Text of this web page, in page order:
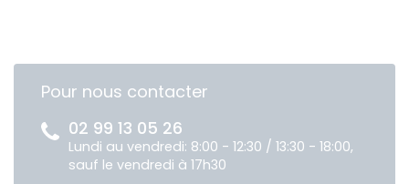
Pour nous contacter
02 99 13 05 26
Lundi au vendredi: 8:00 - 12:30 / 13:30 - 18:00,
sauf le vendredi à 17h30